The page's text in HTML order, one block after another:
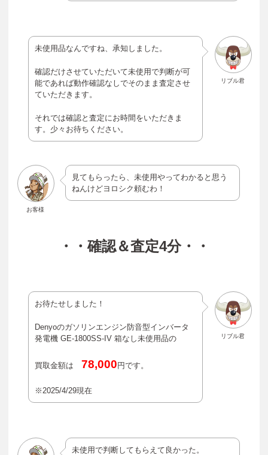
リブル君
未使用品なんですね、承知しました。
確認だけさせていただいて未使用で判断が可
能であれば動作確認なしでそのまま査定させ
ていただきます。
それでは確認と査定にお時間をいただきま
す。少々お待ちください。
お客様
見てもらったら、未使用やってわかると思う
ねんけどヨロシク頼むわ！
・・確認＆査定4分・・
リブル君
お待たせしました！
Denyoのガソリンエンジン防音型インバータ
発電機 GE-1800SS-IV 箱なし未使用品の
買取金額は 78,000 円です。
※2025/4/29現在
未使用で判断してもらえて良かった。